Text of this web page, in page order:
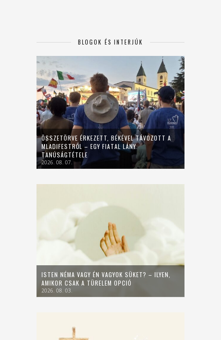
BLOGOK ÉS INTERJÚK
ÖSSZETÖRVE ÉRKEZETT, BÉKÉVEL TÁVOZOTT A
MLADIFESTRŐL – EGY FIATAL LÁNY
TANÚSÁGTÉTELE
2026. 08. 07.
ISTEN NÉMA VAGY ÉN VAGYOK SÜKET? – ILYEN,
AMIKOR CSAK A TÜRELEM OPCIÓ
2026. 08. 03.